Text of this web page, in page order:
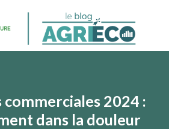
2024 :
dans la douleur